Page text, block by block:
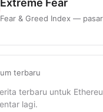
Extreme Fear
Fear & Greed Index —
terbaru
terbaru untuk
lagi.